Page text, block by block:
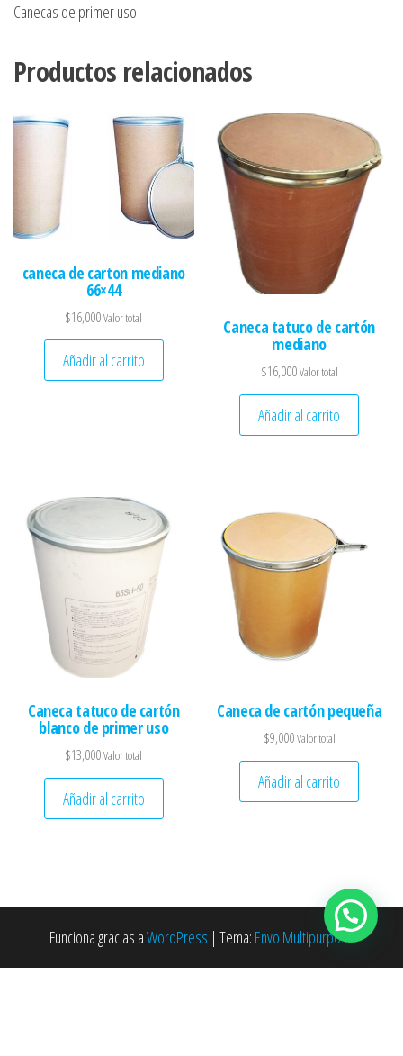
Canecas de primer uso
Productos relacionados
caneca de carton mediano
66×44
$16,000Valor total
Añadir al carrito
Caneca tatuco de cartón
mediano
$16,000Valor total
Añadir al carrito
Caneca tatuco de cartón
blanco de primer uso
$13,000Valor total
Añadir al carrito
Caneca de cartón pequeña
$9,000Valor total
Añadir al carrito
Funciona gracias aWordPress | Tema: Envo Multipurpose